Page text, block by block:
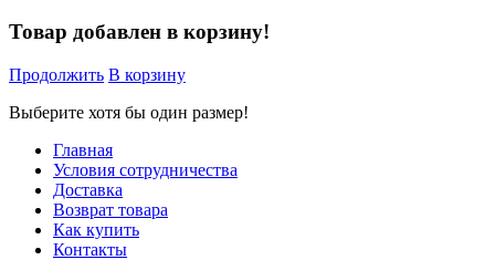
Товар добавлен в корзину!
Продолжить В корзину
Выберите хотя бы один размер!
Главная
Условия сотрудничества
Доставка
Возврат товара
Как купить
Контакты